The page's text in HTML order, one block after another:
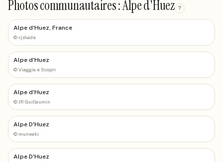
Photos communautaires : Alpe d'Huez ?
Alpe d'Huez, France
© rjshade
Alpe d'Huez
©Viaggia e Scopri
Alpe d'Huez
© JR Guillaumin
Alpe D'Huez
© muneaki
Alpe D'Huez